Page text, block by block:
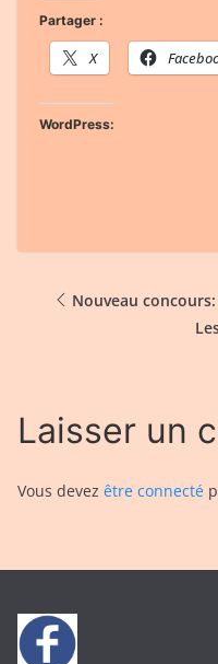
Partager :
X
WordPress:
Nouveau
Laisser un
Vous devez être connecté